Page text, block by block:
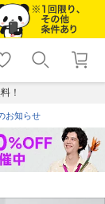
shopping_cart lock_outline
ログイン
！
お知らせ